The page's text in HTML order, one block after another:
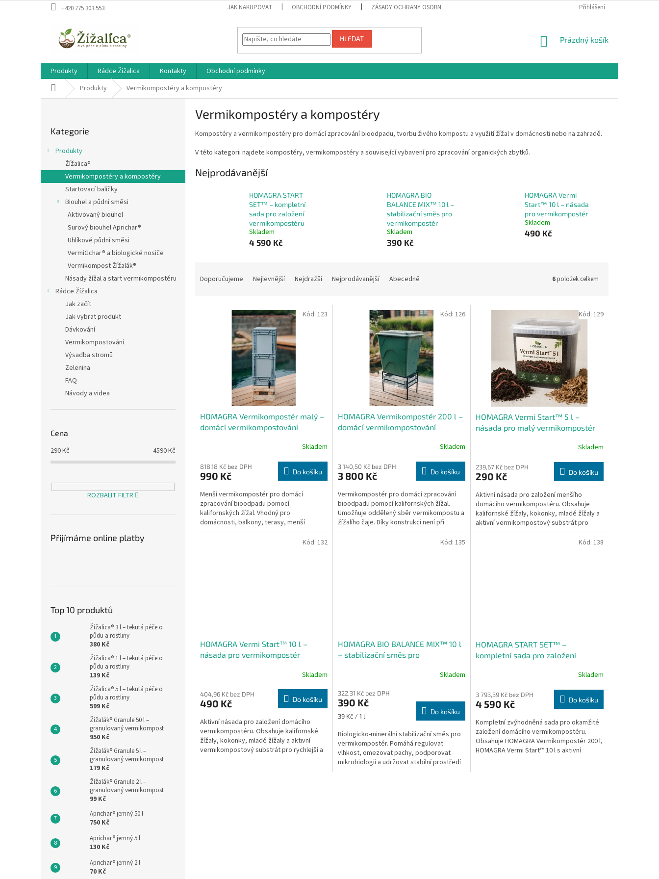
na
+420 775 303 553 JAK NAKUPOVAT OBCHODNÍ PODMÍNKY ZÁSADY OCHRANY OSOBNÍCH ÚDAJŮ Přihlášení
HLEDAT
NÁKUPNÍ
Prázdný košík
Produkty Rádce Žížalica Kontakty
Obchodní podmínky
Domů Produkty Vermikompostéry a kompostéry
n
kategorie
Kategorie
Produkty
Žížalica®
Vermikompostéry a kompostéry
Startovací balíčky
Biouhel a půdní směsi
Aktivovaný biouhel
Surový biouhel Aprichar®
Uhlíkové půdní směsi
VermiGchar® a biologické nosiče
Vermikompost Žížalák®
Násady žížal a start vermikompostéru
Rádce Žížalica
Jak začít
Jak vybrat produkt
Dávkování
Vermikompostování
Výsadba stromů
Zelenina
FAQ
Návody a videa
Cena
290Kč 4590Kč
ROZBALIT FILTR
Přijímáme online platby
Top 10 produktů
Žížalica® 3 l – tekutá péče o
půdu a rostliny
380 Kč
Žížalica® 1 l – tekutá péče o
půdu a rostliny
139 Kč
Žížalica® 5 l – tekutá péče o
půdu a rostliny
599 Kč
Žížalák® Granule 50 l –
granulovaný vermikompost
950 Kč
Žížalák® Granule 5 l –
granulovaný vermikompost
179 Kč
Žížalák® Granule 2 l –
granulovaný vermikompost
99 Kč
Aprichar® jemný 50 l
750 Kč
Aprichar® jemný 5 l
130 Kč
Aprichar® jemný 2 l
70 Kč
Vermikompostéry a kompostéry
Kompostéry a vermikompostéry pro domácí zpracování bioodpadu, tvorbu živého kompostu a využití žížal v domácnosti nebo na zahradě.
V této kategorii najdete kompostéry, vermikompostéry a související vybavení pro zpracování organických zbytků.
Nejprodávanější
HOMAGRA START
SET™ – kompletní
sada pro založení
vermikompostéru
Skladem
4 590 Kč
HOMAGRA BIO
BALANCE MIX™ 10 l –
stabilizační směs pro
vermikompostér
Skladem
390 Kč
HOMAGRA Vermi
Start™ 10 l – násada
pro vermikompostér
Skladem
490 Kč
Doporučujeme Nejlevnější Nejdražší Nejprodávanější Abecedně 6položek celkem
HOMAGRA Vermikompostér malý –
domácí vermikompostování
Skladem
818,18 Kč bez DPH
990 Kč Do košíku
Menší vermikompostér pro domácí
zpracování bioodpadu pomocí
kalifornských žížal. Vhodný pro
domácnosti, balkony, terasy, menší
zahrady a začátečníky, kteří chtějí
Kód: 123
HOMAGRA Vermikompostér 200 l –
domácí vermikompostování
Skladem
3 140,50 Kč bez DPH
3 800 Kč Do košíku
Vermikompostér pro domácí zpracování
bioodpadu pomocí kalifornských žížal.
Umožňuje oddělený sběr vermikompostu a
žížalího čaje. Díky konstrukci není při
běžném odběru nutné...
Kód: 126
HOMAGRA Vermi Start™ 5 l –
násada pro malý vermikompostér
Skladem
239,67 Kč bez DPH
290 Kč Do košíku
Aktivní násada pro založení menšího
domácího vermikompostéru. Obsahuje
kalifornské žížaly, kokonky, mladé žížaly a
aktivní vermikompostový substrát pro
stabilní rozběh...
Kód: 129
HOMAGRA Vermi Start™ 10 l –
násada pro vermikompostér
Skladem
404,96 Kč bez DPH
490 Kč Do košíku
Aktivní násada pro založení domácího
vermikompostéru. Obsahuje kalifornské
žížaly, kokonky, mladé žížaly a aktivní
vermikompostový substrát pro rychlejší a
Kód: 132
HOMAGRA BIO BALANCE MIX™ 10 l
– stabilizační směs pro
Skladem
322,31 Kč bez DPH
390 Kč
Měrná
39 Kč / 1 l
Do košíku
Biologicko-minerální stabilizační směs pro
vermikompostér. Pomáhá regulovat
vlhkost, omezovat pachy, podporovat
mikrobiologii a udržovat stabilní prostředí
Kód: 135
HOMAGRA START SET™ –
kompletní sada pro založení
Skladem
3 793,39 Kč bez DPH
4 590 Kč Do košíku
Kompletní zvýhodněná sada pro okamžité
založení domácího vermikompostéru.
Obsahuje HOMAGRA Vermikompostér 200 l,
HOMAGRA Vermi Start™ 10 l s aktivní
Kód: 138